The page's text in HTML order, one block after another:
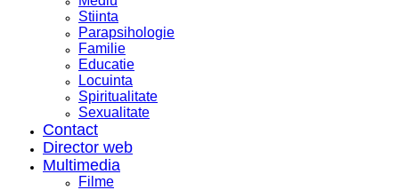
Stiinta
Parapsihologie
Familie
Educatie
Locuinta
Spiritualitate
Sexualitate
Contact
Director web
Multimedia
Filme